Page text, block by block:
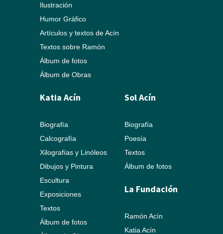
Ilustración
Humor Gráfico
Artículos y textos de Acín
Textos sobre Ramón
Álbum de fotos
Álbum de Obras
Katia Acín
Biografía
Calcografía
Xilografías y Linóleos
Dibujos y Pintura
Escultura
Exposiciones
Textos
Álbum de fotos
Sol Acín
Biografía
Poesía
Textos
Álbum de fotos
La Fundación
Ramón Acín
Katia Acín